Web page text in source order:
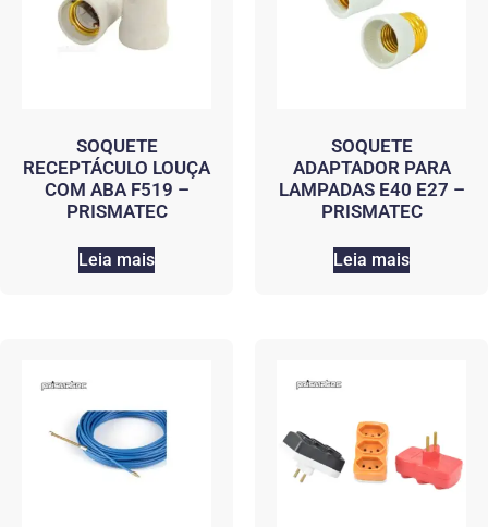
SOQUETE
RECEPTÁCULO LOUÇA
COM ABA F519 –
PRISMATEC
Leia mais
SOQUETE
ADAPTADOR PARA
LAMPADAS E40 E27 –
PRISMATEC
Leia mais